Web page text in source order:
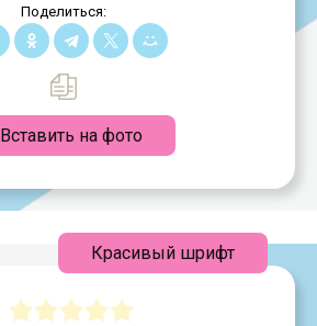
Поделиться:
Вставить на фото
Красивый шрифт